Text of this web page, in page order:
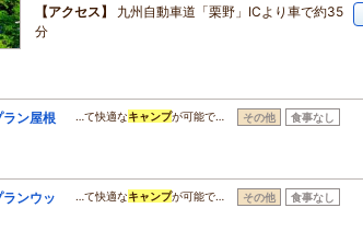
アクセス
九州自動車道「栗野」ICより車で約35
分
ン屋根
…て快適なキャンプが可能で… その他 食事なし
ンウッ
…て快適なキャンプが可能で… その他 食事なし